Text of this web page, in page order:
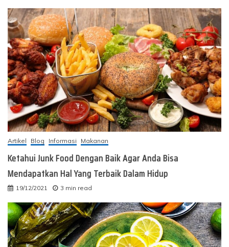
Artikel Blog Informasi Makanan
Ketahui Junk Food Dengan Baik Agar Anda Bisa
Mendapatkan Hal Yang Terbaik Dalam Hidup
19/12/2021 3 min read